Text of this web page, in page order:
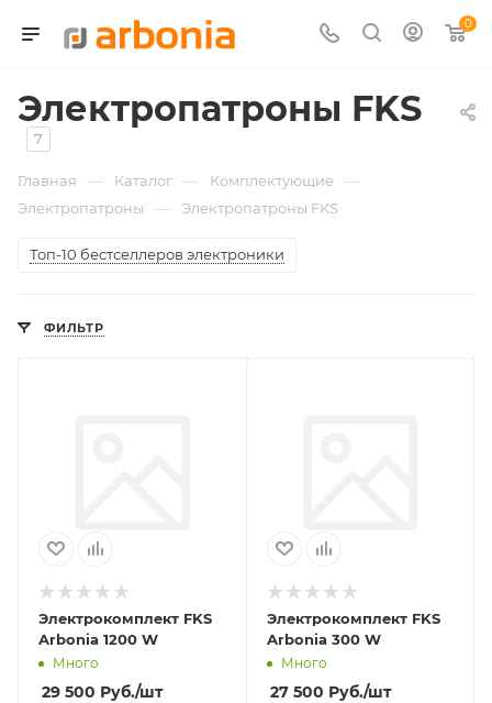
0
Электропатроны FKS
7
Главная — Каталог — Комплектующие —
Электропатроны — Электропатроны FKS
Топ-10 бестселлеров электроники
ФИЛЬТР
Электрокомплект FKS
Arbonia 1200 W
Много
29 500 Руб./шт
Электрокомплект FKS
Arbonia 300 W
Много
27 500 Руб./шт